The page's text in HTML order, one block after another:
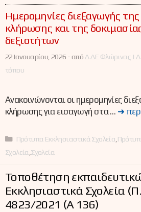
Ημερομηνίες διεξαγωγής
κλήρωσης και της
δεξιοτήτων
22 Ιανουαρίου, 2026 -απόΔΔΕ Φλώρινας |
τόπου
Ανακοινώνονται οι ημερομηνίες
κλήρωσης για εισαγωγή στα … ➜
Κατηγορίες
Πρότυπα Εκκλησιαστικά Σχολεία
Σχολεία Σχολεία
Τοποθέτηση
Εκκλησιαστικά Σχολεία
4823/2021 (Α΄ 136)